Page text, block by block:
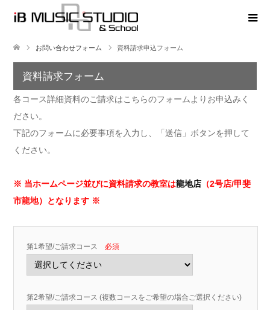
お問い合わせフォーム 資料請求申込フォーム
資料請求フォーム
各コース詳細資料のご請求はこちらのフォームよりお申込みく
ださい。
下記のフォームに必要事項を入力し、「送信」ボタンを押して
ください。
※ 当ホームページ並びに資料請求の教室は龍地店 （2号店/甲斐
市龍地）となります ※
第1希望/ご請求コース 必須
第2希望/ご請求コース (複数コースをご希望の場合ご選択ください)